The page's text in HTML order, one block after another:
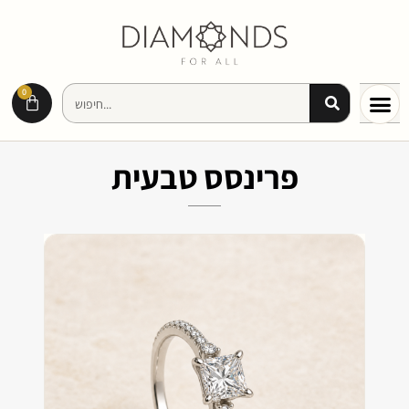
0
פרינסס טבעית